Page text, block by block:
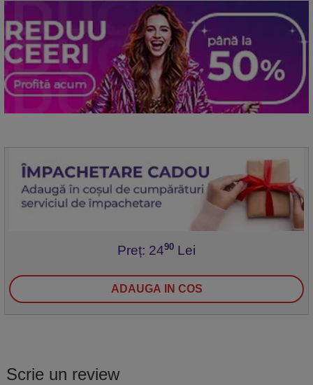
Cal, Amulete norocoase Capra, Amulete
norocoase Maimuta, Amulete norocoase Cocos,
Amulete norocoase Caine, Amulete norocoase
Mistret
Forma Copac
Piatra Cuart roz
Web
7007=Pink
Preț: 2490 Lei
ADAUGA IN COS
Scrie un review